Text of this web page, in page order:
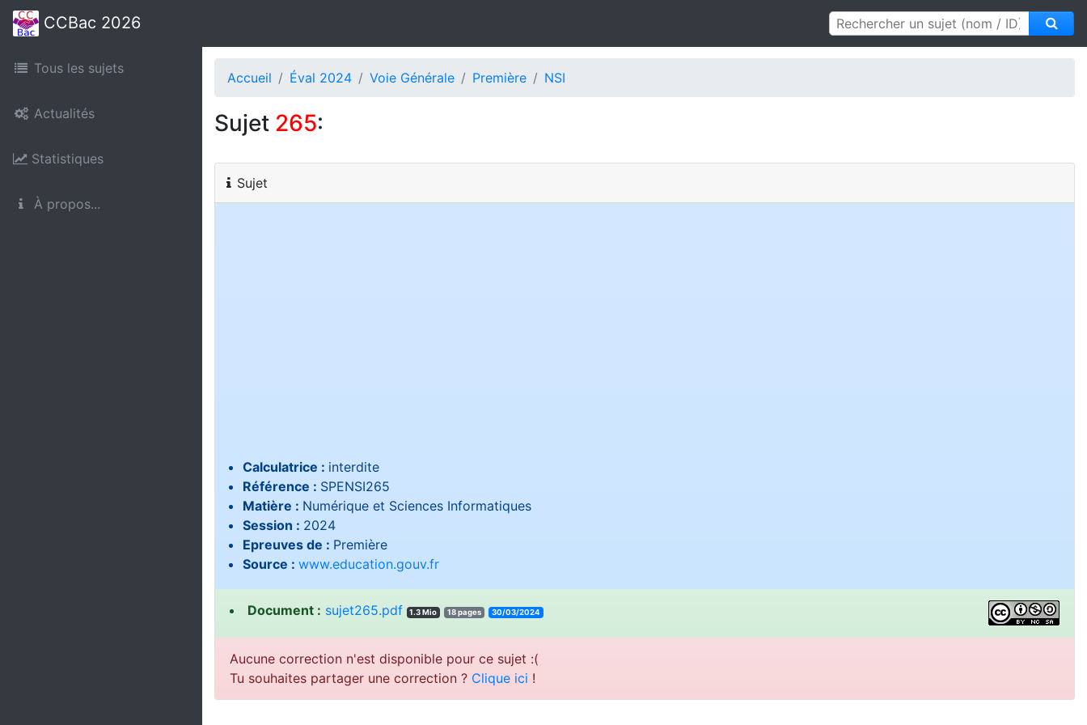
CCBac 2026
Tous les sujets
Actualités
Statistiques
À propos...
Accueil Éval 2024 Voie Générale Première NSI
Sujet 265:
Sujet
Calculatrice : interdite
Référence : SPENSI265
Matière : Numérique et Sciences Informatiques
Session : 2024
Epreuves de : Première
Source : www.education.gouv.fr
Document : sujet265.pdf 1.3 Mio 18 pages 30/03/2024
Aucune correction n'est disponible pour ce sujet :(
Tu souhaites partager une correction ? Clique ici !